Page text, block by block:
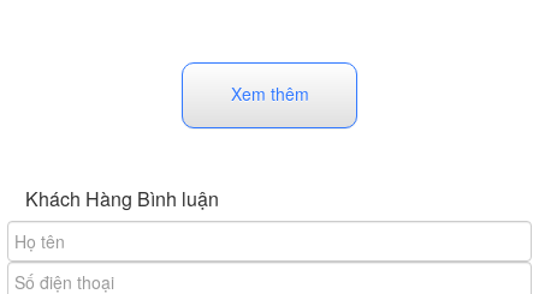
Xem thêm
Khách Hàng Bình luận